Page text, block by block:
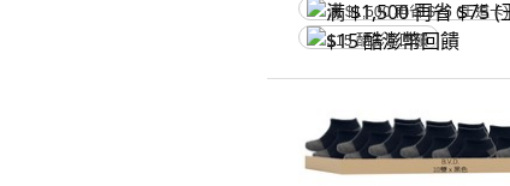
满 $1,500 再省 $75 (王道卡)
$15 酷澎幣回饋